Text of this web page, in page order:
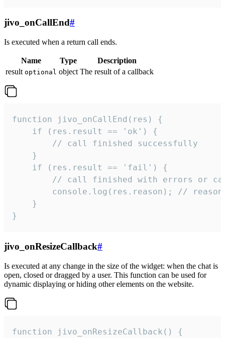
jivo_onCallEnd#
Is executed when a return call ends.
Name Type
Description
result optional object The result of a callback
function jivo_onCallEnd(res) {
    if (res.result == 'ok') {
        // call finished successfully
    }
    if (res.result == 'fail') {
// call finished with errors or
console.log(res.reason); //
    }
}
jivo_onResizeCallback#
Is executed at any change in the size of the widget: when the chat is
open, closed or dragged by a user. This function can be used for
dynamic displaying or hiding other elements on the website.
function jivo_onResizeCallback() {